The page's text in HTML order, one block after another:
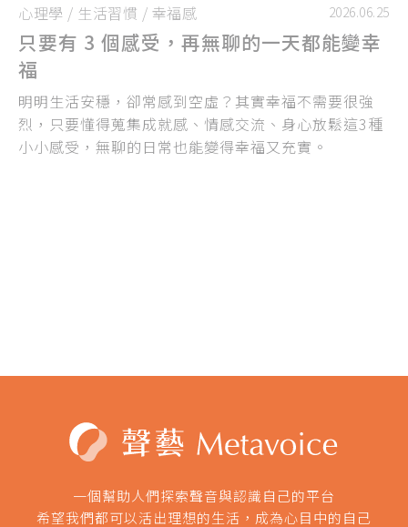
心理學 / 生活習慣 / 幸福感 2026.06.25
只要有 3 個感受，再無聊的一天都能變幸
福
明明生活安穩，卻常感到空虛？其實幸福不需要很強
烈，只要懂得蒐集成就感、情感交流、身心放鬆這3種
小小感受，無聊的日常也能變得幸福又充實。
一個幫助人們探索聲音與認識自己的平台
希望我們都可以活出理想的生活，成為心目中的自己